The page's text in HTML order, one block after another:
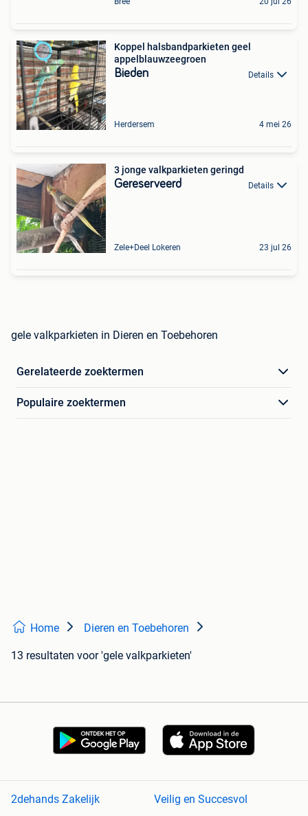
Koppel halsbandparkieten geel
appelblauwzeegroen
Bieden Details
Herdersem 4 mei 26
3 jonge valkparkieten geringd
Gereserveerd Details
Zele+Deel Lokeren 23 jul 26
gele valkparkieten in Dieren en Toebehoren
Gerelateerde zoektermen
Populaire zoektermen
Home Dieren en Toebehoren
13 resultaten voor 'gele valkparkieten'
2dehands Zakelijk Veilig en Succesvol